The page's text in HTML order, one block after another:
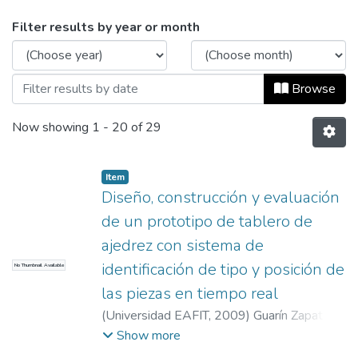
Browsing Ingeniería Física (trabajo de
Filter results by year or month
Browse
Now showing 1 - 20 of 29
No Thumbnail Available
Item
Diseño, construcción y evaluación
de un prototipo de tablero de
ajedrez con sistema de
identificación de tipo y posición de
las piezas en tiempo real
(Universidad EAFIT, 2009) Guarín Zapata,
Nicolás;Velásquez Torres, Álvaro Andrés
Show more